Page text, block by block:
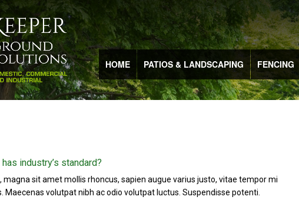
HOME PATIOS & LANDSCAPING FENCING
industry’s standard?
magna sit amet mollis rhoncus, sapien augue varius justo, vitae tempor mi
Maecenas volutpat nibh ac odio volutpat luctus. Suspendisse potenti.